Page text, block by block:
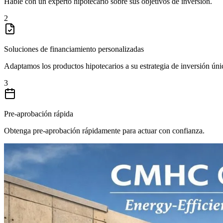
2
Soluciones de financiamiento personalizadas
Adaptamos los productos hipotecarios a su estrategia de inversión
3
Pre-aprobación rápida
Obtenga pre-aprobación rápidamente para actuar con confianza.